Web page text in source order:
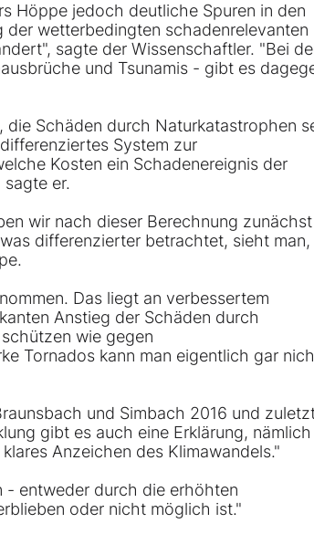
Höppe jedoch deutliche Spuren in den
wetterbedingten schadenrelevanten
sagte der Wissenschaftler. "Bei
und Tsunamis - gibt es
Schäden durch Naturkatastrophen
System zur
Kosten ein Schadenereignis der
er.
wir nach dieser Berechnung zunächst
differenzierter betrachtet, sieht man,
Das liegt an verbessertem
Anstieg der Schäden durch
wie gegen
Tornados kann man eigentlich gar
und Simbach 2016 und
gibt es auch eine Erklärung, nämlich
Anzeichen des Klimawandels."
- entweder durch die erhöhten
oder nicht möglich ist."